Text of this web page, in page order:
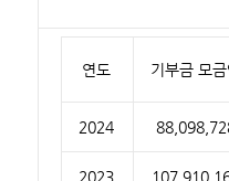
연도 기부금 모
2024
2023